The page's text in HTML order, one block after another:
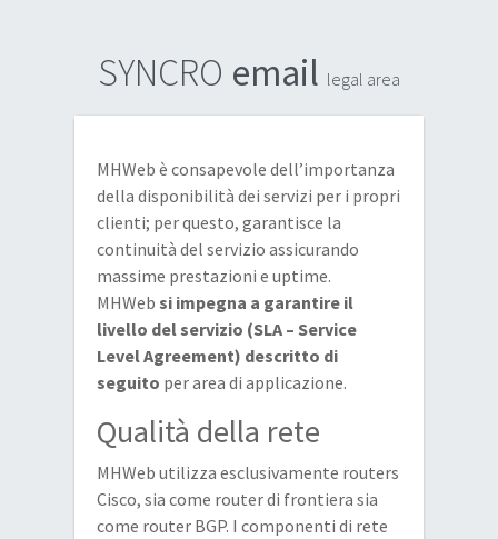
SYNCRO email legal area
MHWeb è consapevole dell’importanza
della disponibilità dei servizi per i propri
clienti; per questo, garantisce la
continuità del servizio assicurando
massime prestazioni e uptime.
MHWebsi impegna a garantire il
livello del servizio (SLA – Service
Level Agreement) descritto di
seguito per area di applicazione.
Qualità della rete
MHWeb utilizza esclusivamente routers
Cisco, sia come router di frontiera sia
come router BGP. I componenti di rete